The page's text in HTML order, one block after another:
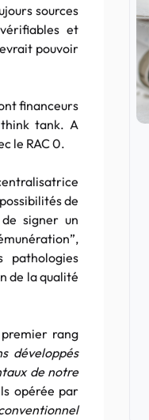
sources
et
pouvoir
financeurs
tank. A
le RAC 0.
de
signer un
pathologies
de la qualité
rang
développés
de notre
opérée par